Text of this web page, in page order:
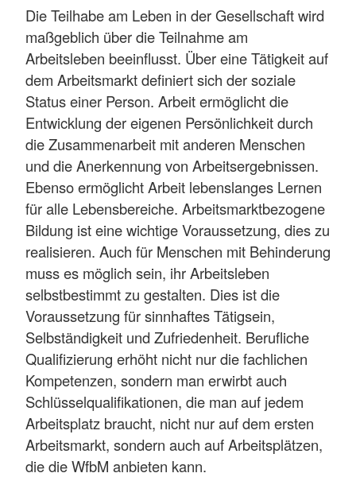
Die Teilhabe am Leben in der Gesellschaft wird
maßgeblich über die Teilnahme am
Arbeitsleben beeinflusst. Über eine Tätigkeit auf
dem Arbeitsmarkt definiert sich der soziale
Status einer Person. Arbeit ermöglicht die
Entwicklung der eigenen Persönlichkeit durch
die Zusammenarbeit mit anderen Menschen
und die Anerkennung von Arbeitsergebnissen.
Ebenso ermöglicht Arbeit lebenslanges Lernen
für alle Lebensbereiche. Arbeitsmarktbezogene
Bildung ist eine wichtige Voraussetzung, dies zu
realisieren. Auch für Menschen mit Behinderung
muss es möglich sein, ihr Arbeitsleben
selbstbestimmt zu gestalten. Dies ist die
Voraussetzung für sinnhaftes Tätigsein,
Selbständigkeit und Zufriedenheit. Berufliche
Qualifizierung erhöht nicht nur die fachlichen
Kompetenzen, sondern man erwirbt auch
Schlüsselqualifikationen, die man auf jedem
Arbeitsplatz braucht, nicht nur auf dem ersten
Arbeitsmarkt, sondern auch auf Arbeitsplätzen,
die die WfbM anbieten kann.